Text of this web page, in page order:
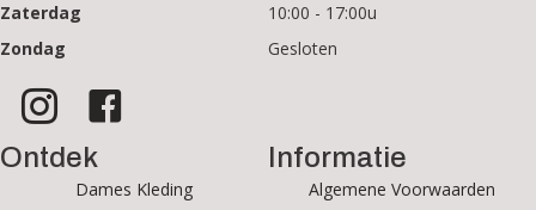
Zaterdag
10:00 - 17:00u
Zondag
Gesloten
Ontdek
Dames Kleding
Informatie
Algemene Voorwaarden